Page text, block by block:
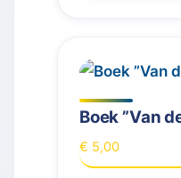
Boek ”Van
€ 5,00